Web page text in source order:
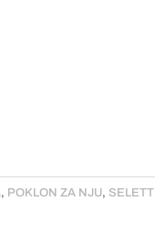
, POKLON ZA NJU, SELETTI